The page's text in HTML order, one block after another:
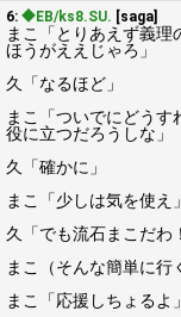
6: ◆EB/ks8.SU. [saga]
まこ「とりあえず義
ほうがええじゃろ」
久「なるほど」
まこ「ついでにどう
役に立つだろうしな」
久「確かに」
まこ「少しは気を使え」
久「でも流石まこだわ
まこ（そんな簡単に行
まこ「応援しちょるよ」